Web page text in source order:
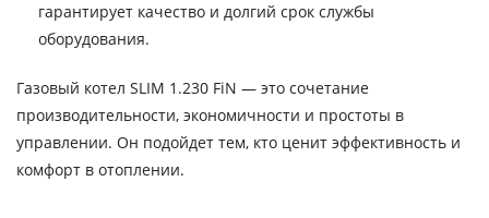
гарантирует качество и долгий срок службы
оборудования.
Газовый котел SLIM 1.230 FiN — это сочетание
производительности, экономичности и простоты в
управлении. Он подойдет тем, кто ценит эффективность и
комфорт в отоплении.